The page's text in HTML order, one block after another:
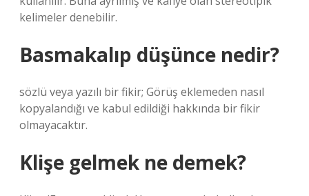
kelimeler denebilir.
Basmakalıp düşünce nedir?
sözlü veya yazılı bir fikir; Görüş eklemeden nasıl
kopyalandığı ve kabul edildiği hakkında bir fikir
olmayacaktır.
Klişe gelmek ne demek?